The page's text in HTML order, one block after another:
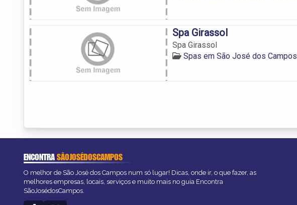
Spa Girassol
Spa Girassol
Spas em São José dos Campos
ENCONTRASÃOJOSÉDOSCAMPOS
O melhor de São José dos Campos num só lugar! Dicas, onde ir, o que fazer, as
melhores empresas, locais, serviços e muito mais no guia Encontra
SãoJosédosCampos.